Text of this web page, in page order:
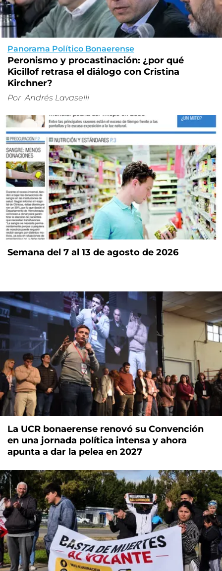
Panorama Político Bonaerense
Peronismo y procastinación: ¿por qué
Kicillof retrasa el diálogo con Cristina
Kirchner?
Por Andrés Lavaselli
Semana del 7 al 13 de agosto de 2026
La UCR bonaerense renovó su Convención
en una jornada política intensa y ahora
apunta a dar la pelea en 2027